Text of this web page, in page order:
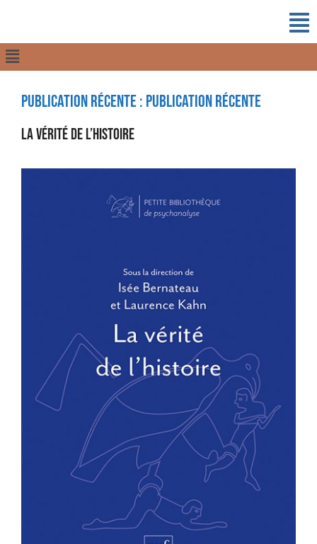
Publication récente : publication récente
La vérité de l’histoire